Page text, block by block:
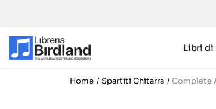
Libri di
Home Spartiti Chitarra Complete